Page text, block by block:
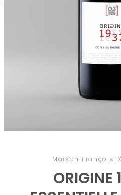
Maison François-
ORIGINE